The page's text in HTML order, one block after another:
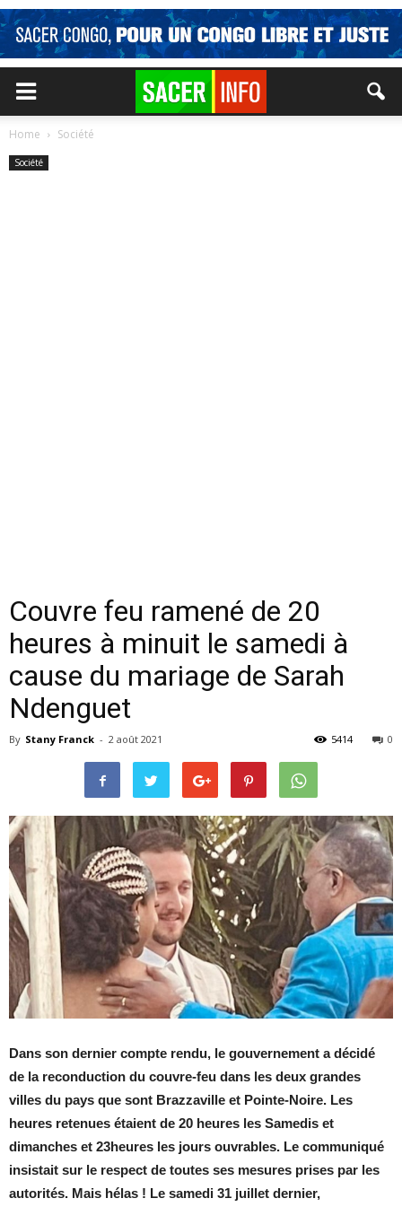
Home Société
Société
Couvre feu ramené de 20
heures à minuit le samedi à
cause du mariage de Sarah
Ndenguet
By Stany Franck - 2 août 2021 0
5414
Dans son dernier compte rendu, le gouvernement a décidé
de la reconduction du couvre-feu dans les deux grandes
villes du pays que sont Brazzaville et Pointe-Noire. Les
heures retenues étaient de 20 heures les Samedis et
dimanches et 23heures les jours ouvrables. Le communiqué
insistait sur le respect de toutes ses mesures prises par les
autorités. Mais hélas ! Le samedi 31 juillet dernier,